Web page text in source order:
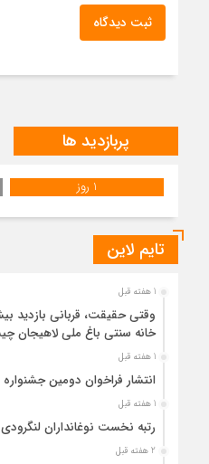
ثبت دیدگاه
پربازدید ها
1 روز
تایم لاین
1 هفته قبل
وقتی حقیقت، قربانی
خانه سنتی باغ ملی لاهیجان
1 هفته قبل
انتشار فراخوان دومین
1 هفته قبل
رتبه نخست نوغانداران
2 هفته قبل